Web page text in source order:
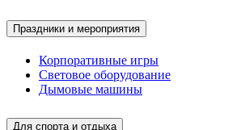
Праздники и мероприятия
Корпоративные игры
Световое оборудование
Дымовые машины
Для спорта и отдыха